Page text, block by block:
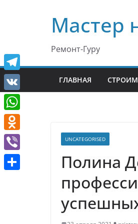
содержимомуМастер
Ремонт-Гуру
ГЛАВНАЯ
UNCATEGORISED
Полина
T
e
l
e
g
r
V
K
W
h
a
t
O
d
n
V